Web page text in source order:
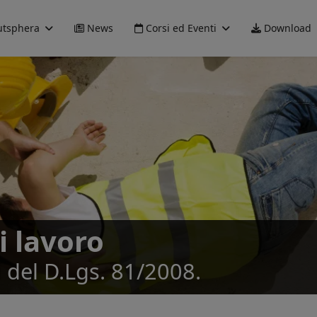
News Corsi ed Eventi Download
lavoro
D.Lgs. 81/2008.